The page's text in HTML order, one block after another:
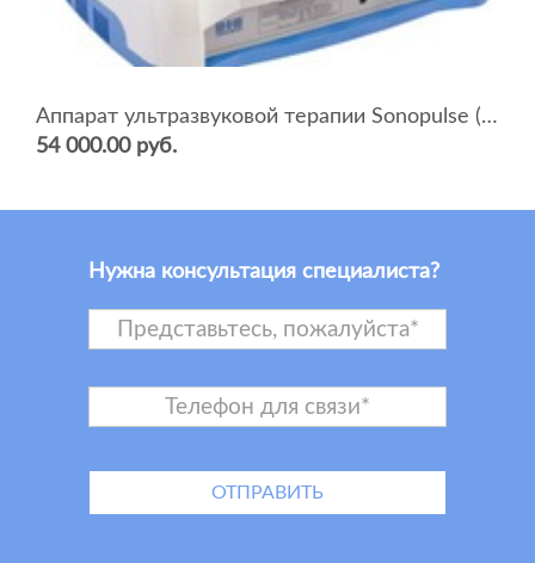
Аппарат ультразвуковой терапии Sonopulse (мультичастотный 1 и 3 Мгц)
54 000.00 руб.
Нужна консультация специалиста?